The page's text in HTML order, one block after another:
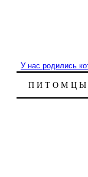
У нас родились
ПИТОМЦЫ